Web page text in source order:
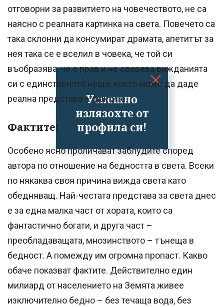
Успешно
излязохте от
профила си!
отговорни за развитието на човечеството, не са
наясно с реалната картинка на света. Повечето са
така склонни да консумират драмата, апетитът за
нея така се е вселил в човека, че той си
въобразява, че е прав и не сверява вижданията
си с единственото нещо, което може да даде
реална представа – фактите.
Фактите!
Особено ясно проличават заблудите според
автора по отношение на бедността в света. Всеки
по някаква своя причина вижда света като
обедняващ. Най-честата представа за света днес
е за една малка част от хората, които са
фантастично богати, и друга част –
преобладаващата, мнозинството – тънеща в
бедност. А помежду им огромна пропаст. Какво
обаче показват фактите. Действително един
милиард от населението на Земята живее
изключително бедно – без течаща вода, без